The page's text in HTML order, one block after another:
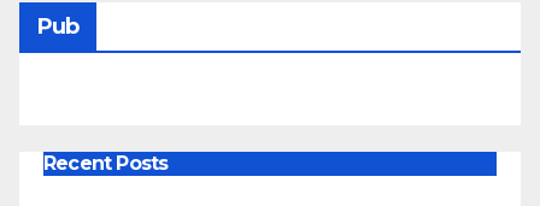
Pub
Recent Posts